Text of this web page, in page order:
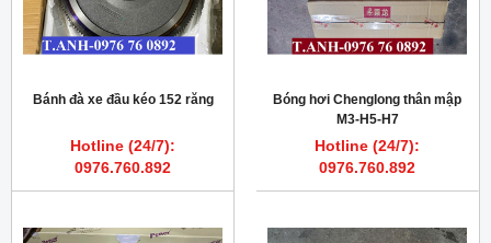
Bánh đà xe đầu kéo 152 răng
Hotline (24/7):
0976.760.892
Bóng hơi Chenglong thân mập
M3-H5-H7
Hotline (24/7):
0976.760.892